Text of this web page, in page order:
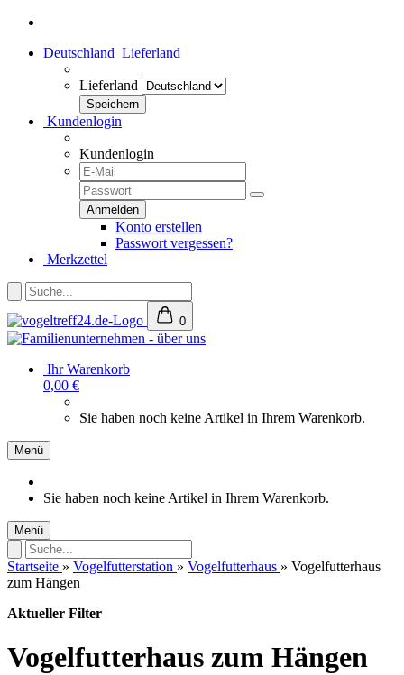
Deutschland Lieferland
Lieferland
Kundenlogin
Kundenlogin
Konto erstellen
Passwort vergessen?
Merkzettel
0
Ihr Warenkorb
0,00 €
Sie haben noch keine Artikel in Ihrem Warenkorb.
Menü
Sie haben noch keine Artikel in Ihrem Warenkorb.
Menü
Startseite » Vogelfutterstation » Vogelfutterhaus » Vogelfutterhaus
zum Hängen
Aktueller Filter
Vogelfutterhaus zum Hängen